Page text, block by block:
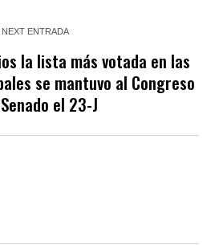
NEXT ENTRADA
la lista más votada en las
se mantuvo al Congreso
el 23-J